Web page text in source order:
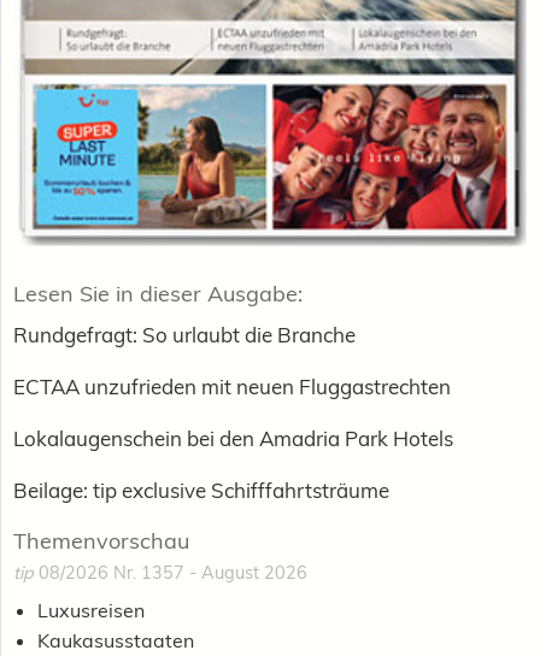
Lesen Sie in dieser Ausgabe:
Rundgefragt: So urlaubt die Branche
ECTAA unzufrieden mit neuen Fluggastrechten
Lokalaugenschein bei den Amadria Park Hotels
Beilage: tip exclusive Schifffahrtsträume
Themenvorschau
tip 08/2026 Nr. 1357 - August 2026
Luxusreisen
Kaukasusstaaten